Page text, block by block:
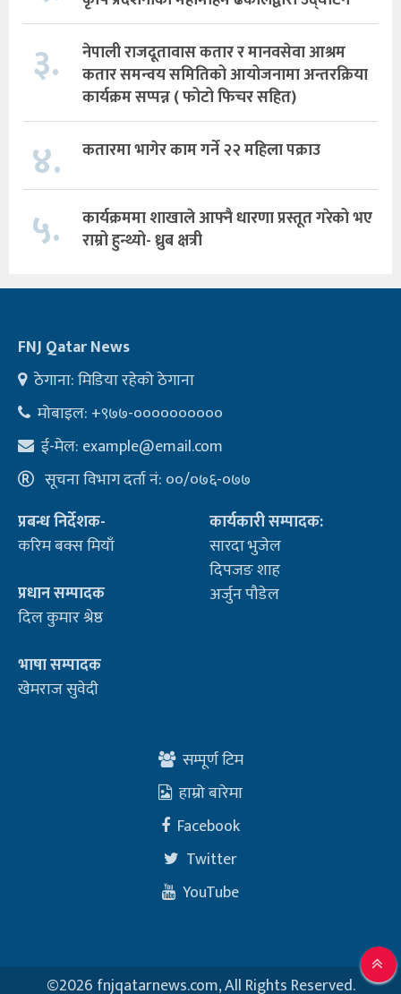
३.
नेपाली राजदूतावास कतार र मानवसेवा आश्रम
कतार समन्वय समितिको आयोजनामा अन्तरक्रिया
कार्यक्रम सप्पन्न ( फोटो फिचर सहित)
४. कतारमा भागेर काम गर्ने २२ महिला पक्राउ
५.
कार्यक्रममा शाखाले आफ्नै धारणा प्रस्तूत गरेको भए
राम्रो हुन्थ्यो- ध्रुब क्षत्री
FNJ Qatar News
ठेगाना: मिडिया रहेको ठेगाना
मोबाइल: +९७७-००००००००००
ई-मेल: example@email.com
सूचना विभाग दर्ता नं: ००/०७६-०७७
प्रबन्ध निर्देशक-
करिम बक्स मियाँ
प्रधान सम्पादक
दिल कुमार श्रेष्ठ
भाषा सम्पादक
खेमराज सुवेदी
कार्यकारी सम्पादक:
सारदा भुजेल
दिपजङ शाह
अर्जुन पौडेल
सम्पूर्ण टिम
हाम्रो बारेमा
Facebook
Twitter
YouTube
©2026 fnjqatarnews.com, All Rights Reserved.